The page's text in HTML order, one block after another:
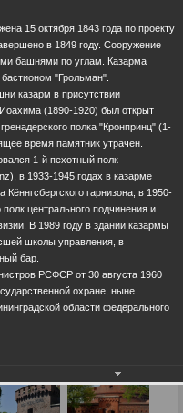
15 октября 1843 года по проекту
в 1849 году. Сооружение
башнями по углам. Казарма
"Грольман".
казарм в присутствии
(1890-1920) был открыт
полка "Кронпринц" (1-
время памятник утрачен.
1-й пехотный полк
в 1933-1945 годах в казарме
гарнизона, в 1950-
центрального подчинения и
В 1989 году в здании казармы
школы управления, в
бар.
РСФСР от 30 августа 1960
охране, ныне
области федерального